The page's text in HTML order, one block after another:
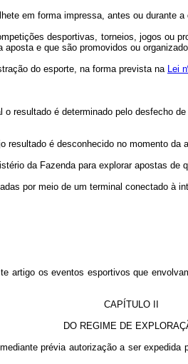
em forma impressa, antes ou durante
desportivas, torneios, jogos ou
e que são promovidos ou
do esporte, na forma prevista na Lei
resultado é determinado pelo desfecho
resultado é desconhecido no momento da
da Fazenda para explorar apostas de
por meio de um terminal conectado à
artigo os eventos esportivos que
CAPÍTULO II
DO REGIME DE
prévia autorização a ser